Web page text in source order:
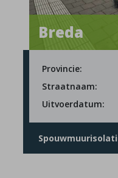
Breda
Provincie:
Straatnaam:
Uitvoerdatum: